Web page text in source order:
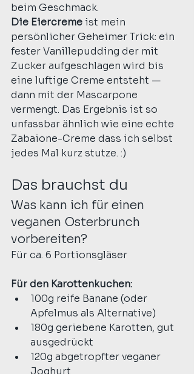
beim Geschmack.
Die Eiercreme ist mein
persönlicher Geheimer Trick: ein
fester Vanillepudding der mit
Zucker aufgeschlagen wird bis
eine luftige Creme entsteht —
dann mit der Mascarpone
vermengt. Das Ergebnis ist so
unfassbar ähnlich wie eine echte
Zabaione-Creme dass ich selbst
jedes Mal kurz stutze. :)
Das brauchst du
Was kann ich für einen
veganen Osterbrunch
vorbereiten?
Für ca. 6 Portionsgläser
Für den Karottenkuchen:
100g reife Banane (oder
Apfelmus als Alternative)
180g geriebene Karotten, gut
ausgedrückt
120g abgetropfter veganer
Joghurt